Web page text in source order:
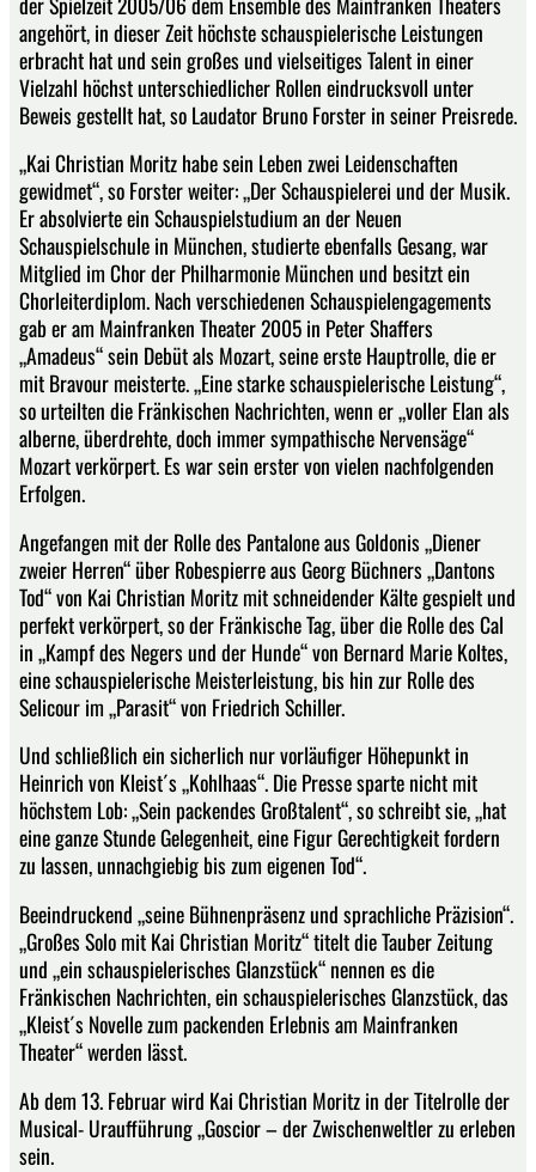
angehört, in dieser Zeit höchste schauspielerische Leistungen
erbracht hat und sein großes und vielseitiges Talent in einer
Vielzahl höchst unterschiedlicher Rollen eindrucksvoll unter
Beweis gestellt hat, so Laudator Bruno Forster in seiner Preisrede.
„Kai Christian Moritz habe sein Leben zwei Leidenschaften
gewidmet“, so Forster weiter: „Der Schauspielerei und der Musik.
Er absolvierte ein Schauspielstudium an der Neuen
Schauspielschule in München, studierte ebenfalls Gesang, war
Mitglied im Chor der Philharmonie München und besitzt ein
Chorleiterdiplom. Nach verschiedenen Schauspielengagements
gab er am Mainfranken Theater 2005 in Peter Shaffers
„Amadeus“ sein Debüt als Mozart, seine erste Hauptrolle, die er
mit Bravour meisterte. „Eine starke schauspielerische Leistung“,
so urteilten die Fränkischen Nachrichten, wenn er „voller Elan als
alberne, überdrehte, doch immer sympathische Nervensäge“
Mozart verkörpert. Es war sein erster von vielen nachfolgenden
Erfolgen.
Angefangen mit der Rolle des Pantalone aus Goldonis „Diener
zweier Herren“ über Robespierre aus Georg Büchners „Dantons
Tod“ von Kai Christian Moritz mit schneidender Kälte gespielt und
perfekt verkörpert, so der Fränkische Tag, über die Rolle des Cal
in „Kampf des Negers und der Hunde“ von Bernard Marie Koltes,
eine schauspielerische Meisterleistung, bis hin zur Rolle des
Selicour im „Parasit“ von Friedrich Schiller.
Und schließlich ein sicherlich nur vorläufiger Höhepunkt in
Heinrich von Kleist´s „Kohlhaas“. Die Presse sparte nicht mit
höchstem Lob: „Sein packendes Großtalent“, so schreibt sie, „hat
eine ganze Stunde Gelegenheit, eine Figur Gerechtigkeit fordern
zu lassen, unnachgiebig bis zum eigenen Tod“.
Beeindruckend „seine Bühnenpräsenz und sprachliche Präzision“.
„Großes Solo mit Kai Christian Moritz“ titelt die Tauber Zeitung
und „ein schauspielerisches Glanzstück“ nennen es die
Fränkischen Nachrichten, ein schauspielerisches Glanzstück, das
„Kleist´s Novelle zum packenden Erlebnis am Mainfranken
Theater“ werden lässt.
Ab dem 13. Februar wird Kai Christian Moritz in der Titelrolle der
Musical- Uraufführung „Goscior – der Zwischenweltler zu erleben
sein.